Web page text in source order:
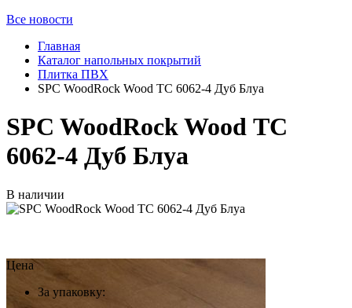
Все новости
Главная
Каталог напольных покрытий
Плитка ПВХ
SPC WoodRock Wood ТС 6062-4 Дуб Блуа
SPC WoodRock Wood ТС
6062-4 Дуб Блуа
В наличии
Цена
За упаковку: